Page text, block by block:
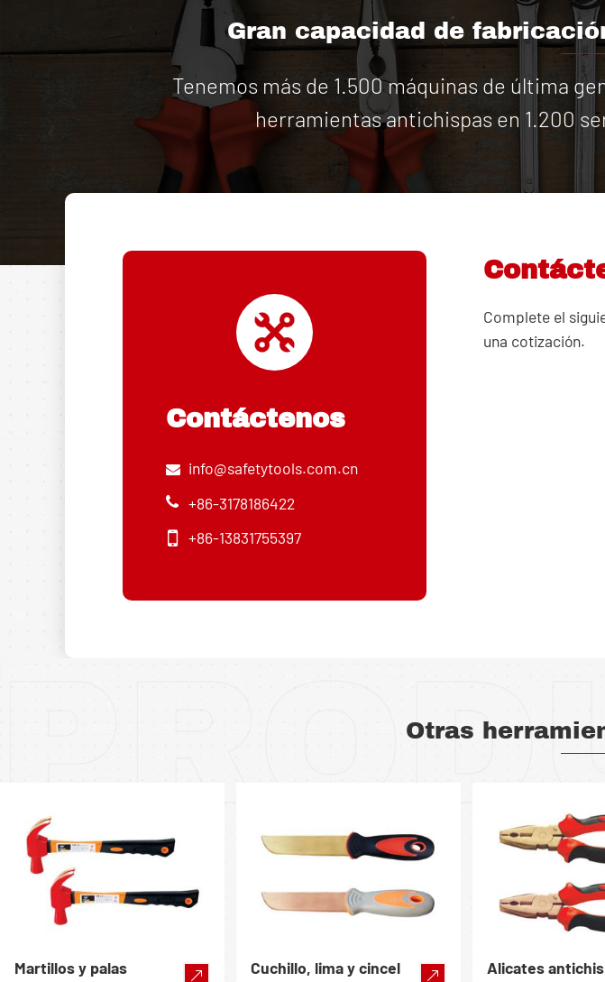
Gran capacidad de
Tenemos más de 1.500 máquinas de última
herramientas antichispas en 1.200
Contáctenos
info@safetytools.com.cn
+86-3178186422
+86-13831755397
Complete el
una cotización.
Otras
Martillos y palas
Cuchillo, lima y cincel
Alicates